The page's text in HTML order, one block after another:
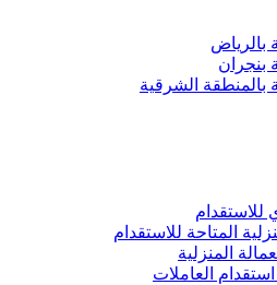
بالرياض
بنجران
بالمنطقة الشرقية
المتاحة للاستقدام
المنزلية
العاملات